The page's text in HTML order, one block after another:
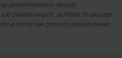
podejmowaniu decyzji
podatkowych, za które to decyzje
autorzy nie ponoszą jakiejkolwiek